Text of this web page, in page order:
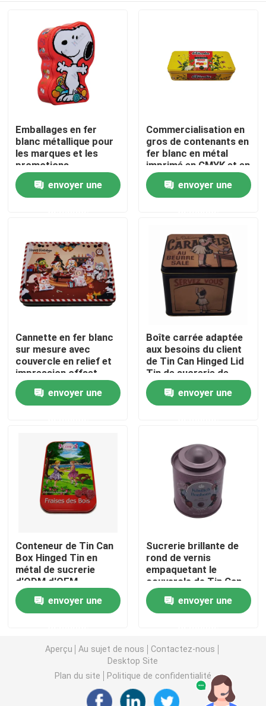
À la maison
Produits
Vidéos
Visite de l'usine
Contrôle de la qualité
Demandez un devis
Biscuit Tin Can
Bougie Tin Can
Chocolat Tin Box
Bidons en vrac de Noël
Chariot de thé Tin
Bidons vides de biscuit
Boîtes de conservation des aliments
Emballages en fer
blanc métallique pour
les marques et les
promotions
envoyer une
Commercialisation en
gros de contenants en
fer blanc en métal
imprimé en CMYK et en
fer blanc recyclable
envoyer une
Cannette en fer blanc
sur mesure avec
couvercle en relief et
impression offset
envoyer une
Boîte carrée adaptée
aux besoins du client
de Tin Can Hinged Lid
Tin de sucrerie de
caramel avec
l'ouverture de
distributeur
envoyer une
Conteneur de Tin Can
Box Hinged Tin en
métal de sucrerie
d'ODM d'OEM
envoyer une
Sucrerie brillante de
rond de vernis
empaquetant le
couvercle de Tin Can
With Airtight Plug
envoyer une
Aperçu Au sujet de nous
Contactez-nous
Desktop Site
Plan du site
Politique de confidentialité